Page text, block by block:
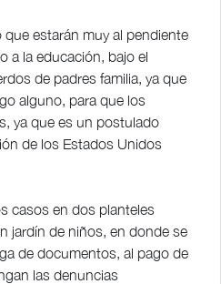
estarán muy al pendiente
a la educación, bajo el
de padres familia, ya que
alguno, para que los
ya que es un postulado
de los Estados Unidos
casos en dos planteles
jardín de niños, en donde se
de documentos, al pago de
las denuncias